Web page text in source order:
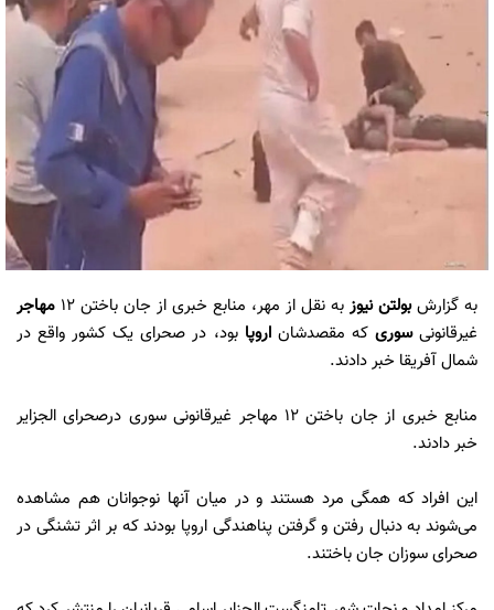
به گزارش بولتن نیوز به نقل از مهر، منابع خبری از جان باختن ۱۲
مهاجر
غیرقانونیسوریکه مقصدشاناروپابود، در صحرای یک کشور واقع در
شمال آفریقا خبر دادند.
منابع خبری از جان باختن ۱۲ مهاجر غیرقانونی سوری درصحرای الجزایر
خبر دادند.
این افراد که همگی مرد هستند و در میان آنها نوجوانان هم مشاهده
می‌شوند به دنبال رفتن و گرفتن پناهندگی اروپا بودند که بر اثر تشنگی در
صحرای سوزان جان باختند.